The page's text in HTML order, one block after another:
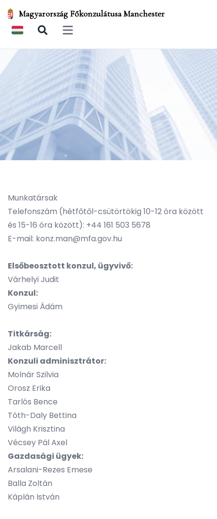
Magyarország Főkonzulátusa Manchester
Open main menu
Munkatársak
Telefonszám (hétfőtől-csütörtökig 10-12 óra között
és 15-16 óra között): +44 161 503 5678
E-mail: konz.man@mfa.gov.hu
Elsőbeosztott konzul, ügyvivő:
Várhelyi Judit
Konzul:
Gyimesi Ádám
Titkárság:
Jakab Marcell
Konzuli adminisztrátor:
Molnár Szilvia
Orosz Erika
Tarlós Bence
Tóth-Daly Bettina
Világh Krisztina
Vécsey Pál Axel
Gazdasági ügyek:
Arsalani-Rezes Emese
Balla Zoltán
Káplán István